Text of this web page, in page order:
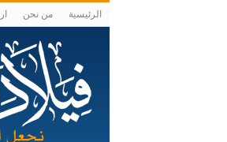
الرئيسية من نحن